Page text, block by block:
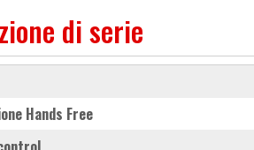
di serie
Hands Free